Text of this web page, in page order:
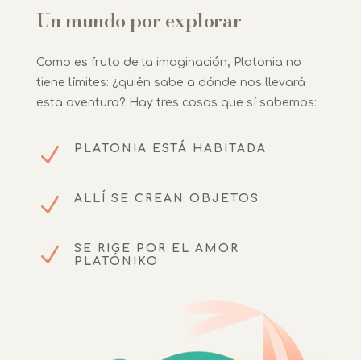
Un mundo por explorar
Como es fruto de la imaginación, Platonia no
tiene límites: ¿quién sabe a dónde nos llevará
esta aventura? Hay tres cosas que sí sabemos:
N PLATONIA ESTÁ HABITADA
N ALLÍ SE CREAN OBJETOS
N
SE RIGE POR EL AMOR
PLATÓNIKO